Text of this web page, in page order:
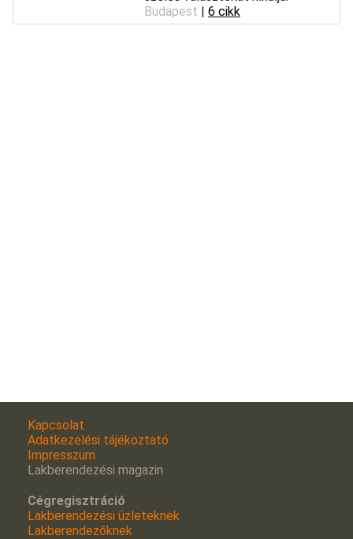
Budapest | 6 cikk
Kapcsolat
Adatkezelési tájékoztató
Impresszum
Lakberendezési magazin
Cégregisztráció
Lakberendezési üzleteknek
Lakberendezőknek